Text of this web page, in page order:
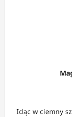
Idąc w ciemny